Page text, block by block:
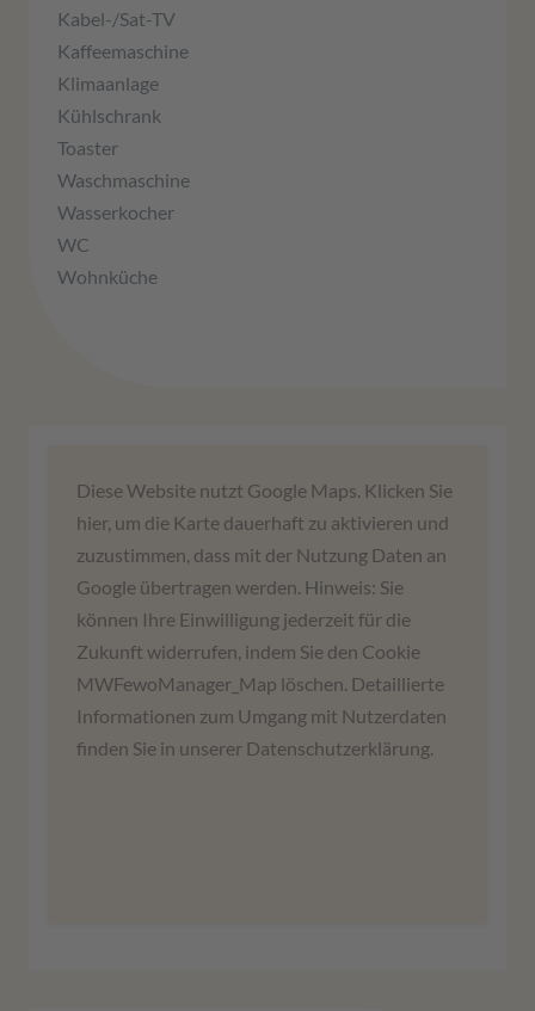
Kabel-/Sat-TV
Kaffeemaschine
Klimaanlage
Kühlschrank
Toaster
Waschmaschine
Wasserkocher
WC
Wohnküche
Wir benötigen Ihre Zustimmung,
um den Google Maps-Service zu
laden!
Wir verwenden einen Service eines
Drittanbieters, um Karteninhalte einzubetten.
Dieser Service kann Daten zu Ihren Aktivitäten
sammeln. Bitte lesen Sie die Details durch und
stimmen Sie der Nutzung des Service zu, um
Diese Website nutzt Google Maps. Klicken Sie
hier, um die Karte dauerhaft zu aktivieren und
zuzustimmen, dass mit der Nutzung Daten an
Google übertragen werden. Hinweis: Sie
können Ihre Einwilligung jederzeit für die
Zukunft widerrufen, indem Sie den Cookie
MWFewoManager_Map löschen. Detaillierte
Informationen zum Umgang mit Nutzerdaten
finden Sie in unserer Datenschutzerklärung.